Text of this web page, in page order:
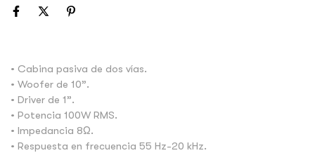
• Cabina pasiva de dos vías.
• Woofer de 10”.
• Driver de 1”.
• Potencia 100W RMS.
• Impedancia 8Ω.
• Respuesta en frecuencia 55 Hz-20 kHz.